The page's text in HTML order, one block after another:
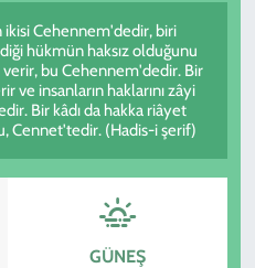
ikisi Cehennem'dedir, biri
hükmün haksız olduğunu
bu Cehennem'dedir. Bir
ve insanların haklarını zâyi
Bir kâdı da hakka riâyet
Cennet'tedir. (Hadis-i şerif)
GÜNEŞ